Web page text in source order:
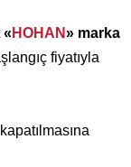
« HOHAN» marka
fiyatıyla